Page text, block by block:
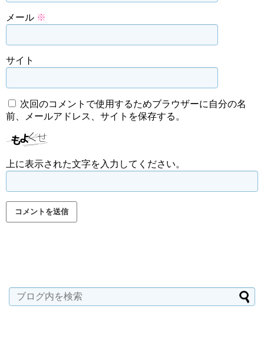
メール ※
サイト
次回のコメントで使用するためブラウザーに自分の名
前、メールアドレス、サイトを保存する。
上に表示された文字を入力してください。